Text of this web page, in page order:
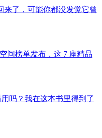
来了，可能你都没发觉它曾
间榜单发布，这 7 座精品
吗？我在这本书里得到了